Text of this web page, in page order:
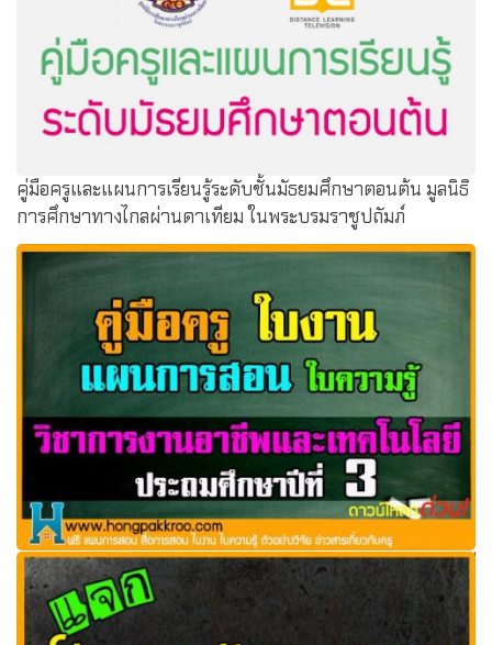
เพื่อเป็นตัวอย่างให้กับครูในการออกแบบหน่วยการเรียนรู้
คู่มือครูและแผนการเรียนรู้ระดับชั้นมัธยมศึกษาตอนต้น มูลนิธิ
การศึกษาทางไกลผ่านดาเทียม ในพระบรมราชูปถัมภ์
คู่มือครู ใบงาน แผนการสอน วิชาการงานอาชีพและเทคโนโลยี
ป.3